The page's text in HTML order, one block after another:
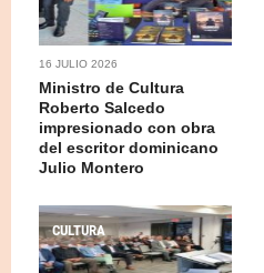
16 JULIO 2026
Ministro de Cultura
Roberto Salcedo
impresionado con obra
del escritor dominicano
Julio Montero
CULTURA